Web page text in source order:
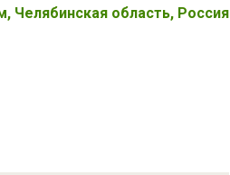
Челябинская область, Россия